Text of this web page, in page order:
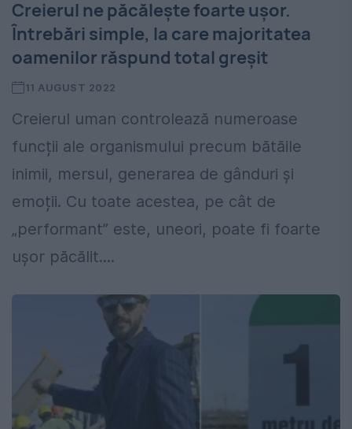
Creierul ne păcălește foarte ușor.
Întrebări simple, la care majoritatea
oamenilor răspund total greșit
11 AUGUST 2022
Creierul uman controlează numeroase
funcții ale organismului precum bătăile
inimii, mersul, generarea de gânduri și
emoții. Cu toate acestea, pe cât de
„performant” este, uneori, poate fi foarte
ușor păcălit....